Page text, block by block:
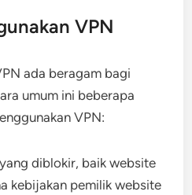
VPN
ada beragam bagi
umum ini beberapa
VPN:
diblokir, baik website
kebijakan pemilik website